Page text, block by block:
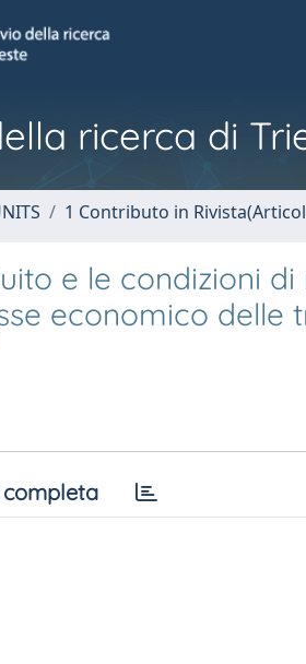
ricerca di
1 Contributo in
e le condizioni
economico delle
completa